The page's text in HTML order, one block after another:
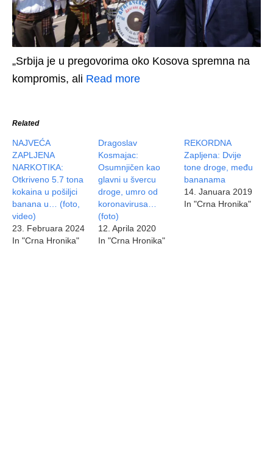
„Srbija je u pregovorima oko Kosova spremna na
kompromis, ali Read more
Related
NAJVEĆA
ZAPLJENA
NARKOTIKA:
Otkriveno 5.7 tona
kokaina u pošiljci
banana u… (foto,
video)
23. Februara 2024
In "Crna Hronika"
Dragoslav
Kosmajac:
Osumnjičen kao
glavni u švercu
droge, umro od
koronavirusa…
(foto)
12. Aprila 2020
In "Crna Hronika"
REKORDNA
Zapljena: Dvije
tone droge, među
bananama
14. Januara 2019
In "Crna Hronika"